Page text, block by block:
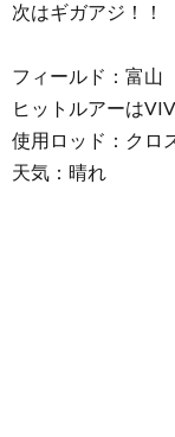
次はギガアジ！！
フィールド：富山
ヒットルアーは
使用ロッド：クロ
天気：晴れ